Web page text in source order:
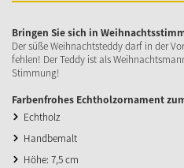
Bringen Sie sich in
Der süße Weihnachtsteddy darf in der
fehlen! Der Teddy ist als
Stimmung!
Farbenfrohes Echtholzornament
Echtholz
Handbemalt
Höhe: 7,5 cm